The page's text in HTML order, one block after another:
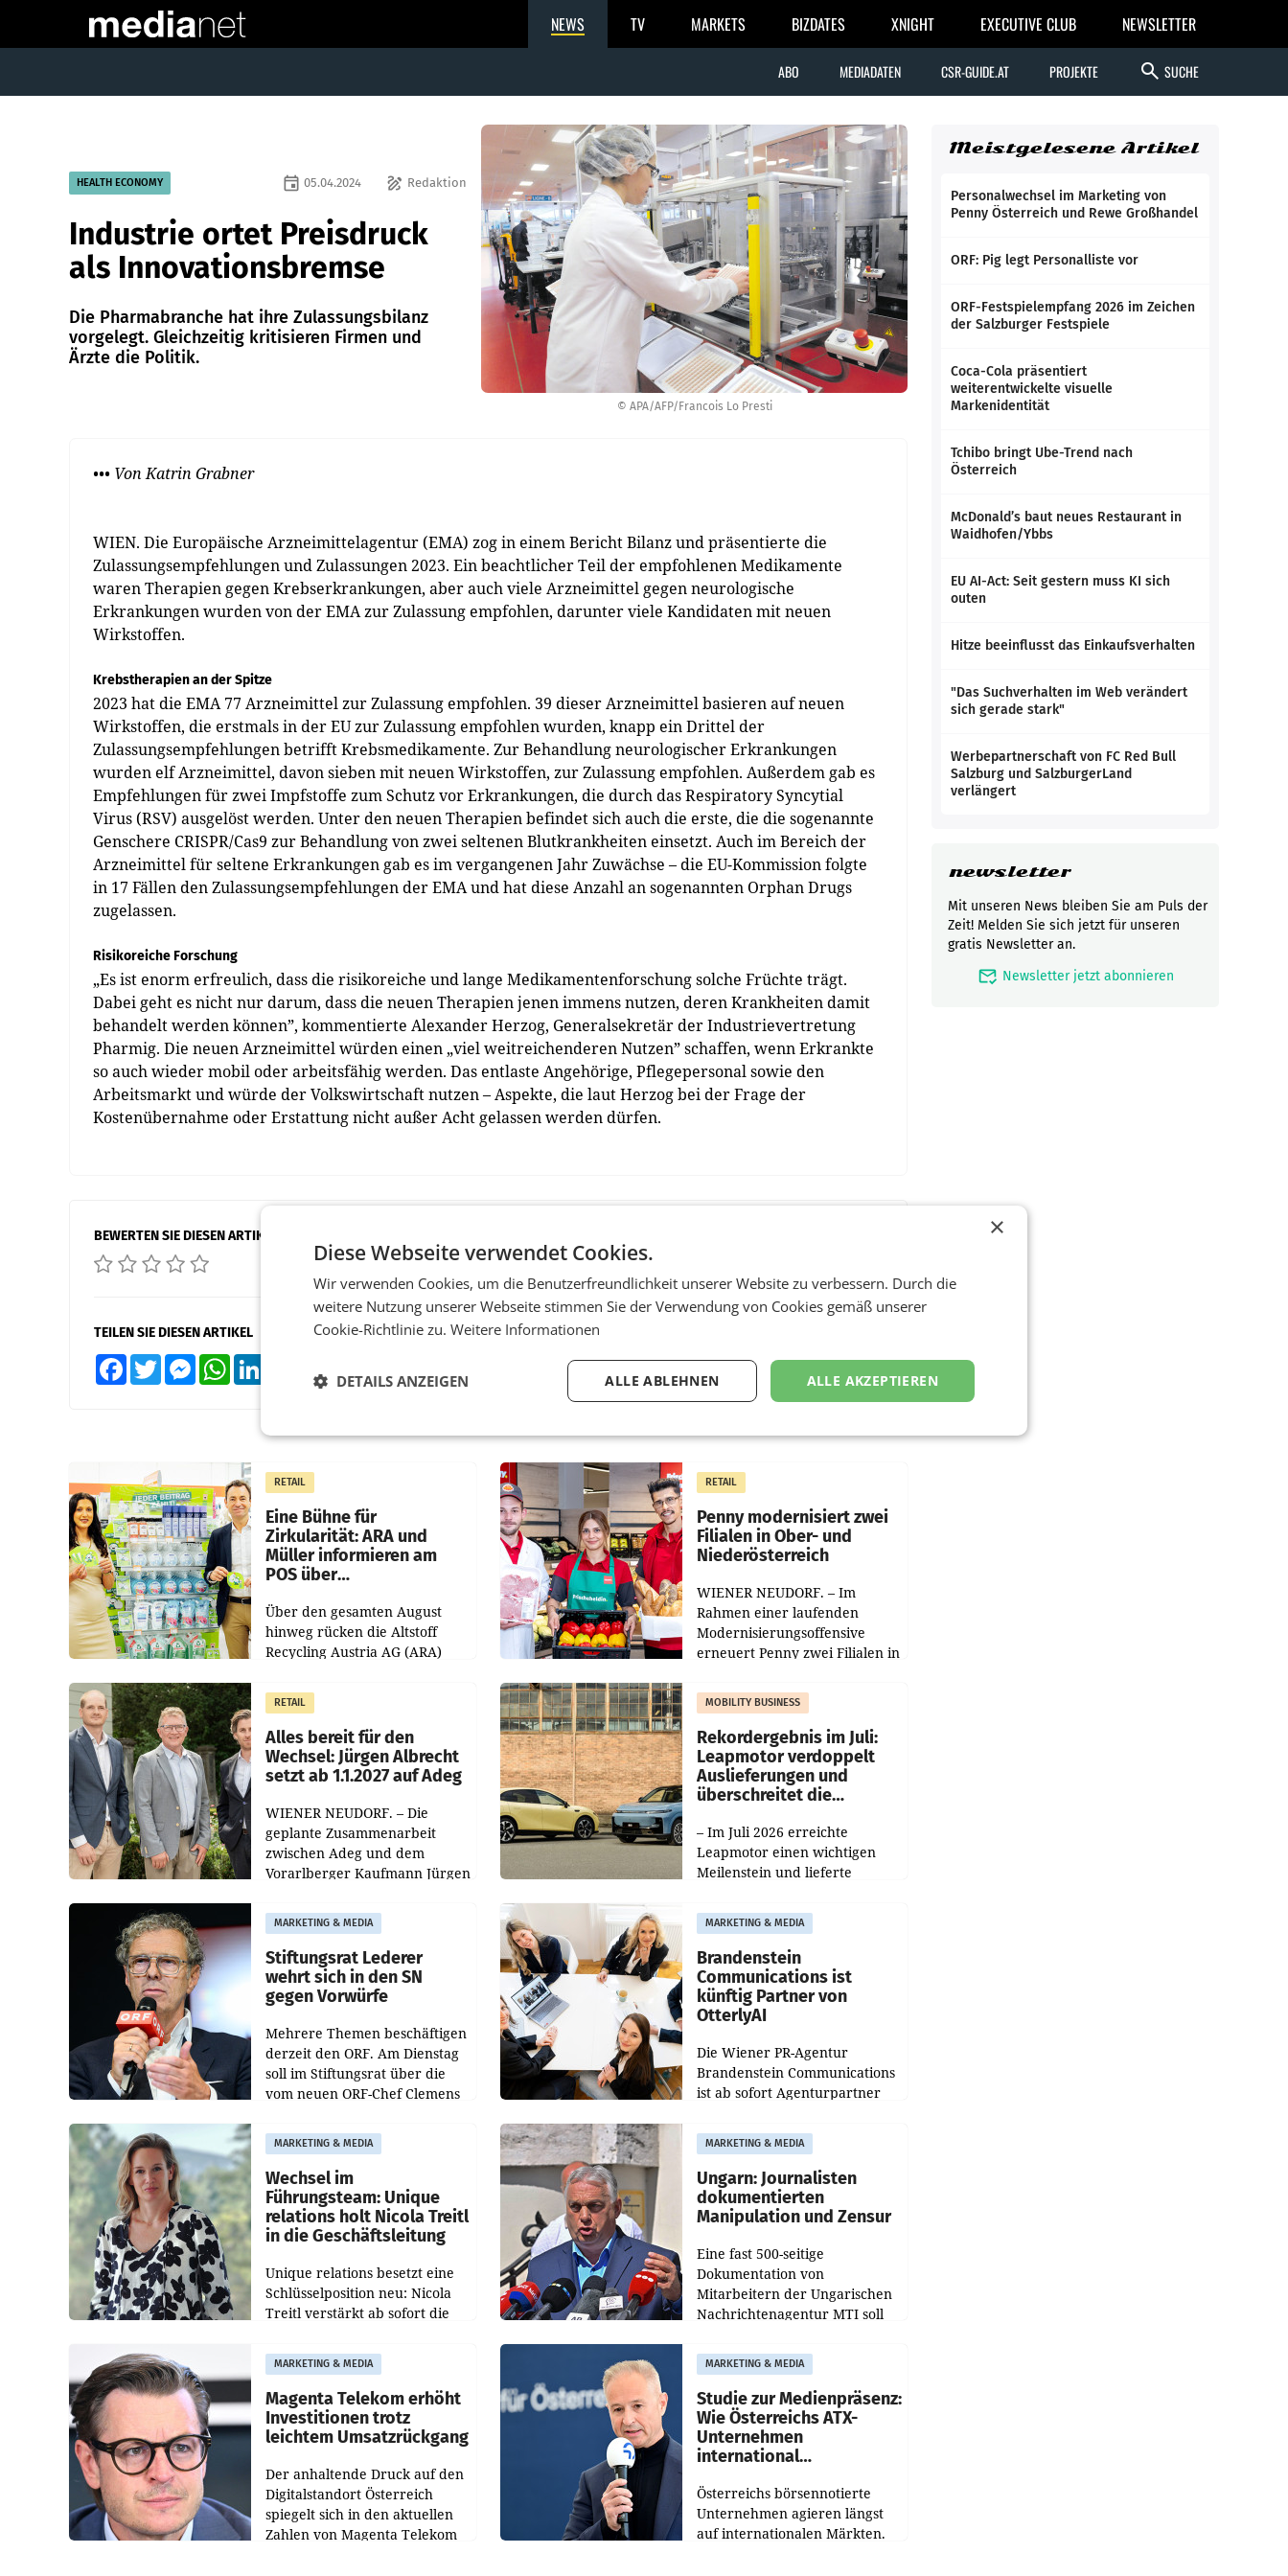
NEWS TV MARKETS BIZDATES XNIGHT EXECUTIVE CLUB NEWSLETTER
ABO MEDIADATEN CSR-GUIDE.AT PROJEKTE search SUCHE
© APA/AFP/Francois Lo Presti
HEALTH ECONOMY draw Redaktion
event 05.04.2024
Industrie ortet Preisdruck
als Innovationsbremse
Die Pharmabranche hat ihre Zulassungsbilanz
vorgelegt. Gleichzeitig kritisieren Firmen und
Ärzte die Politik.
••• Von Katrin Grabner
WIEN. Die Europäische Arzneimittelagentur (EMA) zog in einem Bericht Bilanz und präsentierte die
Zulassungsempfehlungen und Zulassungen 2023. Ein beachtlicher Teil der empfohlenen Medikamente
waren Therapien gegen Krebserkrankungen, aber auch viele Arzneimittel gegen neurologische
Erkrankungen wurden von der EMA zur Zulassung empfohlen, darunter viele Kandidaten mit neuen
Wirkstoffen.
Krebstherapien an der Spitze
2023 hat die EMA 77 Arzneimittel zur Zulassung empfohlen. 39 dieser Arzneimittel basieren auf neuen
Wirkstoffen, die erstmals in der EU zur Zulassung empfohlen wurden, knapp ein Drittel der
Zulassungsempfehlungen betrifft Krebsmedikamente. Zur Behandlung neurologischer Erkrankungen
wurden elf Arzneimittel, davon sieben mit neuen Wirkstoffen, zur Zulassung empfohlen. Außerdem gab es
Empfehlungen für zwei Impfstoffe zum Schutz vor Erkrankungen, die durch das Respiratory Syncytial
Virus (RSV) ausgelöst werden. Unter den neuen Therapien befindet sich auch die erste, die die sogenannte
Genschere CRISPR/Cas9 zur Behandlung von zwei seltenen Blutkrankheiten einsetzt. Auch im Bereich der
Arzneimittel für seltene Erkrankungen gab es im vergangenen Jahr Zuwächse – die EU-Kommission folgte
in 17 Fällen den Zulassungsempfehlungen der EMA und hat diese Anzahl an sogenannten Orphan Drugs
zugelassen.
Risikoreiche Forschung
„Es ist enorm erfreulich, dass die risikoreiche und lange Medikamentenforschung solche Früchte trägt.
Dabei geht es nicht nur darum, dass die neuen Therapien jenen immens nutzen, deren Krankheiten damit
behandelt werden können”, kommentierte Alexander Herzog, Generalsekretär der Industrievertretung
Pharmig. Die neuen Arzneimittel würden einen „viel weitreichenderen Nutzen” schaffen, wenn Erkrankte
so auch wieder mobil oder arbeitsfähig werden. Das entlaste Angehörige, Pflegepersonal sowie den
Arbeitsmarkt und würde der Volkswirtschaft nutzen – Aspekte, die laut Herzog bei der Frage der
Kostenübernahme oder Erstattung nicht außer Acht gelassen werden dürfen.
BEWERTEN SIE DIESEN ARTIKEL
TEILEN SIE DIESEN ARTIKEL
FacebookTwitter MessengerWhatsApp
RETAIL
Eine Bühne für
Zirkularität: ARA und
Müller informieren am
POS über
Über den gesamten August
hinweg rücken die Altstoff
Recycling Austria AG (ARA)
Müller die Initiative „Kreislauf-
Helden“ in allen
österreichischen Müller-Filialen
RETAIL
Penny modernisiert zwei
Filialen in Ober- und
Niederösterreich
WIENER NEUDORF. – Im
Rahmen einer laufenden
Modernisierungsoffensive
erneuert Penny zwei Filialen in
Die beiden Standorte liegen in
Haag sowie im rund
RETAIL
Alles bereit für den
Wechsel: Jürgen Albrecht
setzt ab 1.1.2027 auf Adeg
WIENER NEUDORF. – Die
geplante Zusammenarbeit
zwischen Adeg und dem
Vorarlberger Kaufmann Jürgen
freigegeben: Die
Bundeswettbewerbsbehörde
und der Bundeskartellanwalt
MOBILITY BUSINESS
Rekordergebnis im Juli:
Leapmotor verdoppelt
Auslieferungen und
überschreitet die
– Im Juli 2026 erreichte
Leapmotor einen wichtigen
Meilenstein und lieferte
aus, womit sich das Ergebnis
gegenüber Juli 2025 mehr als
verdoppelte (+102
MARKETING & MEDIA
Stiftungsrat Lederer
wehrt sich in den SN
gegen Vorwürfe
Mehrere Themen beschäftigen
derzeit den ORF. Am Dienstag
soll im Stiftungsrat über die
vom neuen ORF-Chef Clemens
Besetzungen für die
Direktionen abgestimmt
werden.
MARKETING & MEDIA
Brandenstein
Communications ist
künftig Partner von
OtterlyAI
Die Wiener PR-Agentur
Brandenstein Communications
ist ab sofort Agenturpartner
Optimierungsplattform
OtterlyAI. Damit baut die
Agentur ihr Leistungsportfolio
MARKETING & MEDIA
Wechsel im
Führungsteam: Unique
relations holt Nicola Treitl
in die Geschäftsleitung
Unique relations besetzt eine
Schlüsselposition neu: Nicola
Treitl verstärkt ab sofort die
PR-Agentur an der Seite von
Josef Kalina und Anna Kalina-
Mahr.
MARKETING & MEDIA
Ungarn: Journalisten
dokumentierten
Manipulation und Zensur
Eine fast 500-seitige
Dokumentation von
Mitarbeitern der Ungarischen
Nachrichtenagentur MTI soll
Manipulation und Zensur bei
der Agentur während der Zeit
MARKETING & MEDIA
Magenta Telekom erhöht
Investitionen trotz
leichtem Umsatzrückgang
Der anhaltende Druck auf den
Digitalstandort Österreich
spiegelt sich in den aktuellen
Zahlen von Magenta Telekom
MARKETING & MEDIA
Studie zur Medienpräsenz:
Wie Österreichs ATX-
Unternehmen
international
Österreichs börsennotierte
Unternehmen agieren längst
auf internationalen Märkten.
Meistgelesene Artikel
Personalwechsel im Marketing von
Penny Österreich und Rewe Großhandel
ORF: Pig legt Personalliste vor
ORF-Festspielempfang 2026 im Zeichen
der Salzburger Festspiele
Coca-Cola präsentiert
weiterentwickelte visuelle
Markenidentität
Tchibo bringt Ube-Trend nach
Österreich
McDonald’s baut neues Restaurant in
Waidhofen/Ybbs
EU AI-Act: Seit gestern muss KI sich
outen
Hitze beeinflusst das Einkaufsverhalten
"Das Suchverhalten im Web verändert
sich gerade stark"
Werbepartnerschaft von FC Red Bull
Salzburg und SalzburgerLand
verlängert
newsletter
Mit unseren News bleiben Sie am Puls der
Zeit! Melden Sie sich jetzt für unseren
gratis Newsletter an.
mark_email_read Newsletter jetzt abonnieren
×
Diese Webseite verwendet Cookies.
Wir verwenden Cookies, um die Benutzerfreundlichkeit unserer Website zu verbessern. Durch die
weitere Nutzung unserer Webseite stimmen Sie der Verwendung von Cookies gemäß unserer
Cookie-Richtlinie zu. Weitere Informationen
ALLE AKZEPTIEREN
ALLE ABLEHNEN
DETAILS ANZEIGEN